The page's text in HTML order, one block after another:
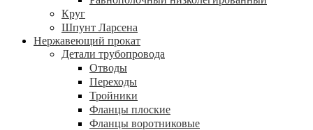
Круг
Шпунт Ларсена
Нержавеющий прокат
Детали трубопровода
Отводы
Переходы
Тройники
Фланцы плоские
Фланцы воротниковые